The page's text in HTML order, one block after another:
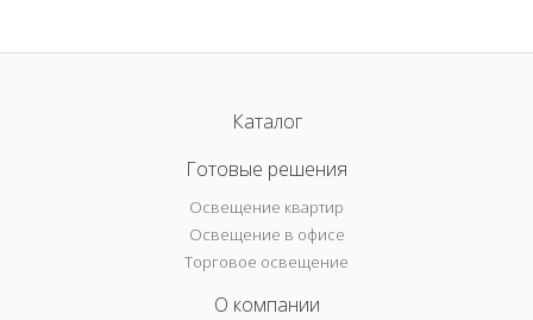
Каталог
Готовые решения
Освещение квартир
Освещение в офисе
Торговое освещение
О компании